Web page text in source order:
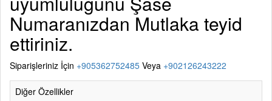
Numaranızdan Mutlaka teyid
ettiriniz.
Siparişleriniz İçin +905362752485 Veya +902126243222
Diğer Özellikler